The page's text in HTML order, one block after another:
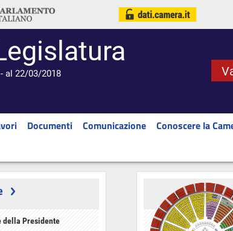
al 22/03/2018
Documenti Comunicazione Conoscere la
della Presidente